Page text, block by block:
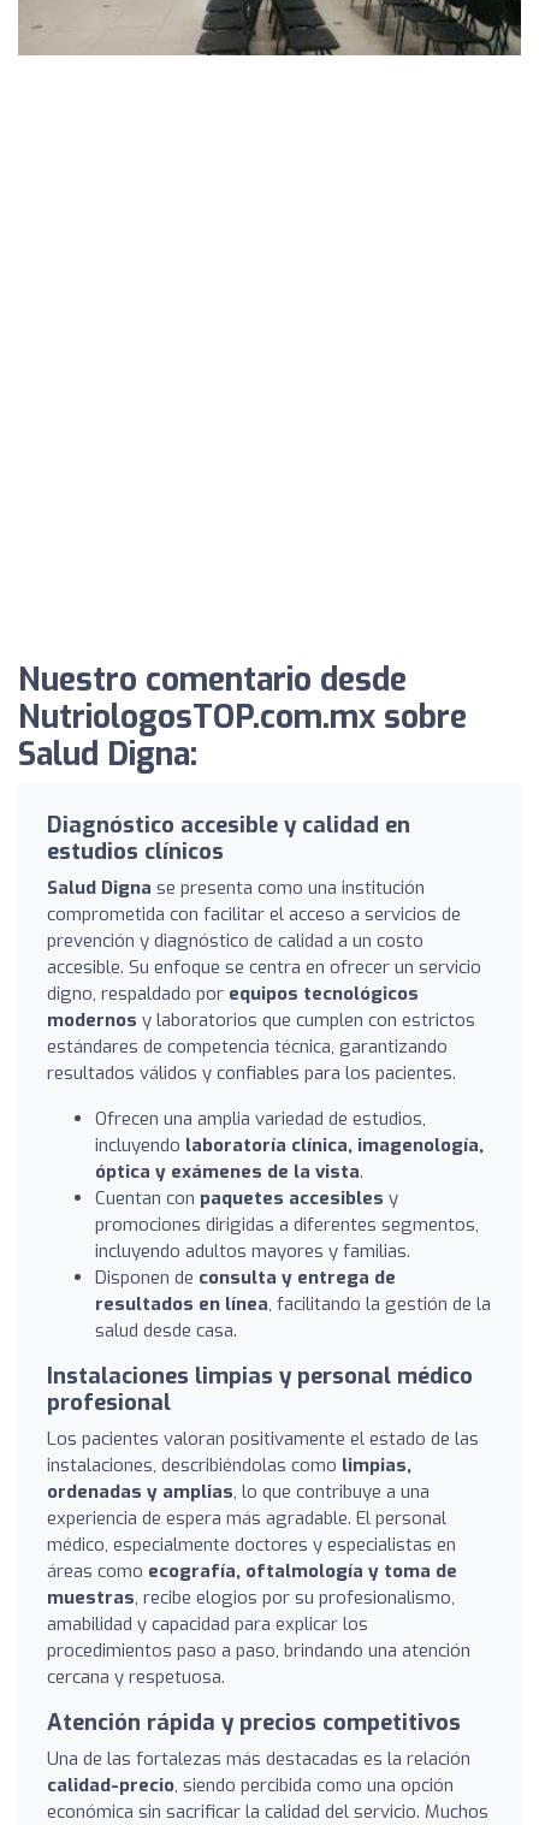
Nuestro comentario desde
NutriologosTOP.com.mx sobre
Salud Digna:
Diagnóstico accesible y calidad en
estudios clínicos
Salud Digna se presenta como una institución
comprometida con facilitar el acceso a servicios de
prevención y diagnóstico de calidad a un costo
accesible. Su enfoque se centra en ofrecer un servicio
digno, respaldado por equipos tecnológicos
modernos y laboratorios que cumplen con estrictos
estándares de competencia técnica, garantizando
resultados válidos y confiables para los pacientes.
Ofrecen una amplia variedad de estudios,
incluyendo laboratoría clínica, imagenología,
óptica y exámenes de la vista.
Cuentan con paquetes accesibles y
promociones dirigidas a diferentes segmentos,
incluyendo adultos mayores y familias.
Disponen de consulta y entrega de
resultados en línea, facilitando la gestión de la
salud desde casa.
Instalaciones limpias y personal médico
profesional
Los pacientes valoran positivamente el estado de las
instalaciones, describiéndolas como limpias,
ordenadas y amplias, lo que contribuye a una
experiencia de espera más agradable. El personal
médico, especialmente doctores y especialistas en
áreas como ecografía, oftalmología y toma de
muestras, recibe elogios por su profesionalismo,
amabilidad y capacidad para explicar los
procedimientos paso a paso, brindando una atención
cercana y respetuosa.
Atención rápida y precios competitivos
Una de las fortalezas más destacadas es la relación
calidad-precio, siendo percibida como una opción
económica sin sacrificar la calidad del servicio. Muchos